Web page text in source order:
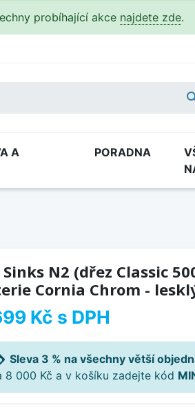
probíhající akce najdete zde.
A
PORADNA
Sinks N2 (dřez Classic
Cornia Chrom -
Kč s DPH
Sleva 3 % na všechny větší
8 000 Kč a v košíku zadejte kód